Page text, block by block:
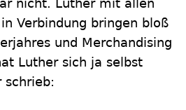
nicht. Luther mit allen
Verbindung bringen bloß
und Merchandising
Luther sich ja selbst
schrieb: